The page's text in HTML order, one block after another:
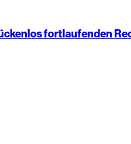
fortlaufenden